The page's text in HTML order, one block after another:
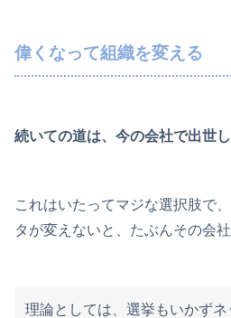
偉くなって組織を変える
続いての道は、今の会社で出世
これはいたってマジな選択肢で
タが変えないと、たぶんその会
理論としては、選挙もいかず